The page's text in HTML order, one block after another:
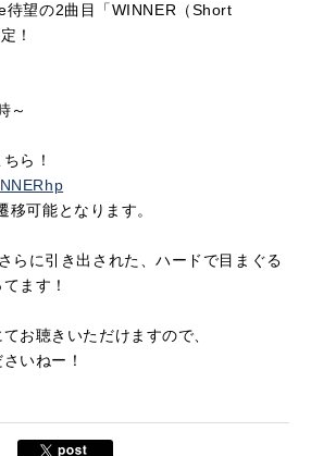
待望の2曲目「WINNER（Short
！
～
ら！
可能となります。
らに引き出された、ハードで目まぐる
ます！
お聴きいただけますので、
いねー！